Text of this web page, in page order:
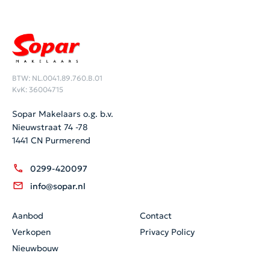
BTW: NL.0041.89.760.B.01
KvK: 36004715
Sopar Makelaars o.g. b.v.
Nieuwstraat 74 -78
1441 CN Purmerend
0299-420097
info@sopar.nl
Aanbod
Verkopen
Nieuwbouw
Contact
Privacy Policy